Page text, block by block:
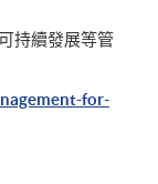
持續發展等管
for-